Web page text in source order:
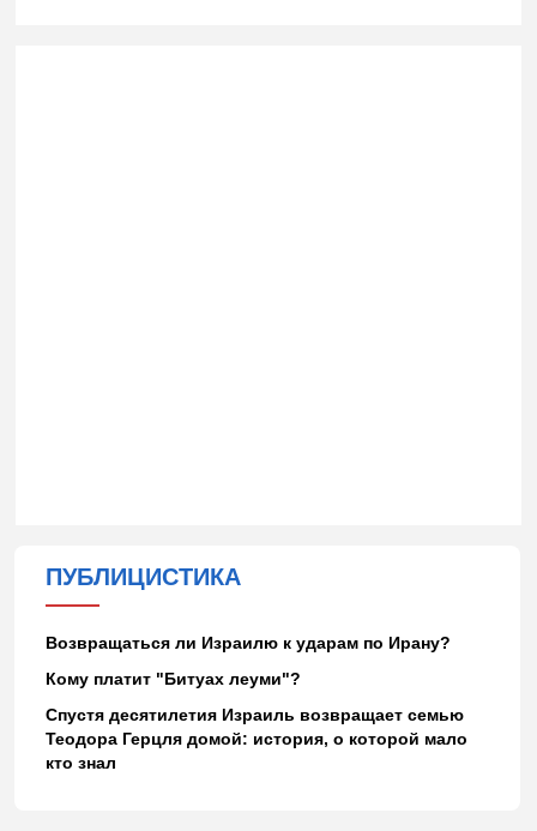
ПУБЛИЦИСТИКА
Возвращаться ли Израилю к ударам по Ирану?
Кому платит "Битуах леуми"?
Спустя десятилетия Израиль возвращает семью
Теодора Герцля домой: история, о которой мало
кто знал